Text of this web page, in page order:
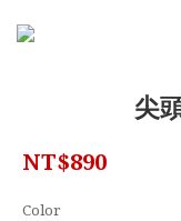
尖
NT$890
Color